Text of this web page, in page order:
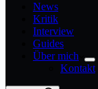
News
Kritik
Interview
Guides
Über mich
Kontakt